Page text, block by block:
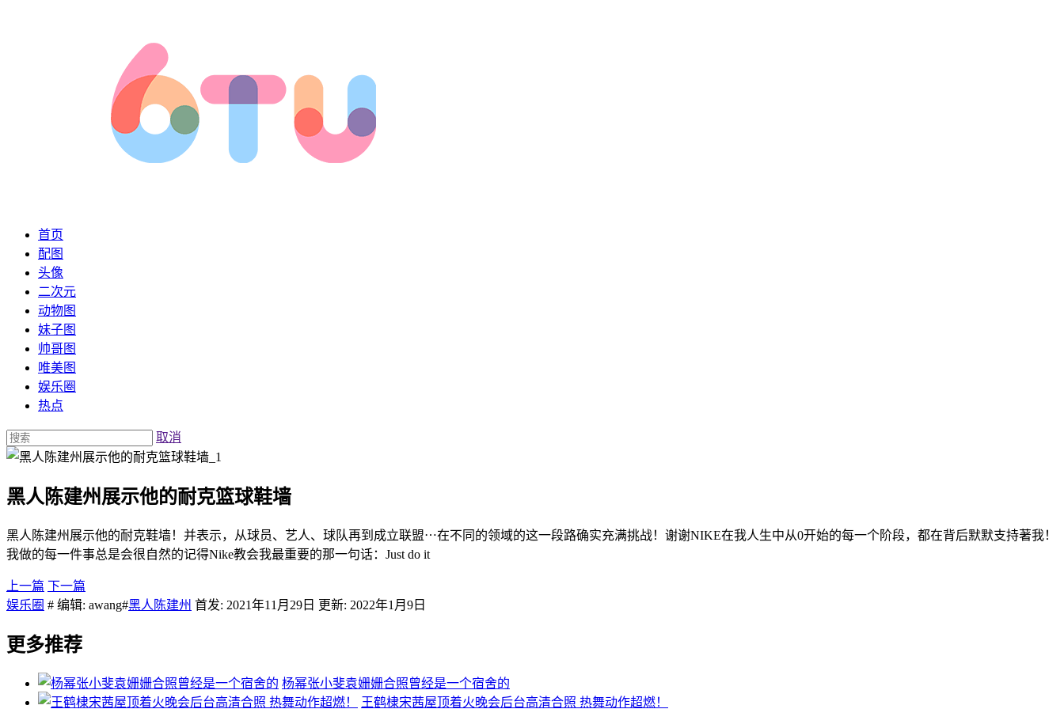
首页
配图
头像
二次元
动物图
妹子图
帅哥图
唯美图
娱乐圈
热点
取消
黑人陈建州展示他的耐克篮球鞋墙
黑人陈建州展示他的耐克鞋墙！并表示，从球员、艺人、球队再到成立联盟⋯在不同的领域的这一段路确实充满挑战！谢谢NIKE在我人生中从0开始的每一个阶段，都在背后默默支持著我！
我做的每一件事总是会很自然的记得Nike教会我最重要的那一句话：Just do it
上一篇 下一篇
娱乐圈 # 编辑: awang#黑人陈建州 首发: 2021年11月29日 更新: 2022年1月9日
更多推荐
杨幂张小斐袁姗姗合照曾经是一个宿舍的
王鹤棣宋茜屋顶着火晚会后台高清合照 热舞动作超燃！